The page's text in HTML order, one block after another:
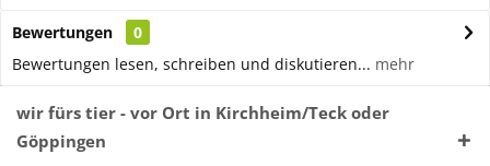
Bewertungen
0
Bewertungen lesen, schreiben und diskutieren... mehr
wir fürs tier - vor Ort in Kirchheim/Teck oder
Göppingen